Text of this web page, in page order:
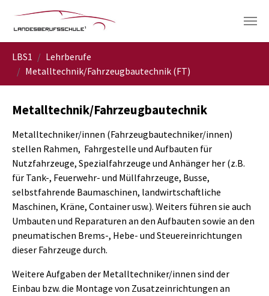
LBS1
Lehrberufe
Metalltechnik/Fahrzeugbautechnik (FT)
Metalltechnik/Fahrzeugbautechnik
Metalltechniker/innen (Fahrzeugbautechniker/innen)
stellen Rahmen, Fahrgestelle und Aufbauten für
Nutzfahrzeuge, Spezialfahrzeuge und Anhänger her (z.B.
für Tank-, Feuerwehr- und Müllfahrzeuge, Busse,
selbstfahrende Baumaschinen, landwirtschaftliche
Maschinen, Kräne, Container usw.). Weiters führen sie auch
Umbauten und Reparaturen an den Aufbauten sowie an den
pneumatischen Brems-, Hebe- und Steuereinrichtungen
dieser Fahrzeuge durch.
Weitere Aufgaben der Metalltechniker/innen sind der
Einbau bzw. die Montage von Zusatzeinrichtungen an